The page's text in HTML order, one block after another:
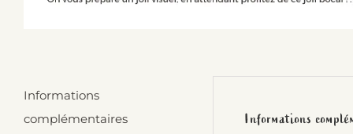
Informations
complémentaires
Informations